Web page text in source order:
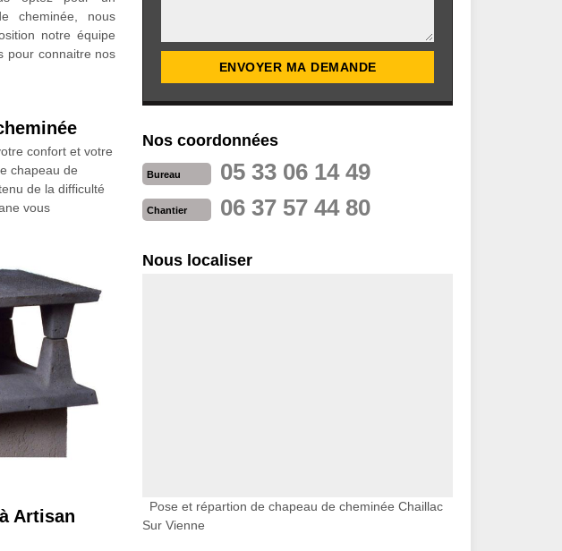
cheminée, nous
notre équipe
pour connaitre nos
confort et votre
chapeau de
de la difficulté
vous
Artisan
Nos coordonnées
Bureau 05 33 06 14 49
Chantier 06 37 57 44 80
Nous localiser
Pose et répartion de chapeau de cheminée Chaillac
Sur Vienne